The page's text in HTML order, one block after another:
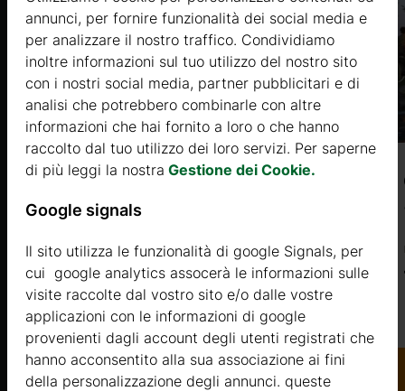
KALVIA 2 (44mm) 5,9×8,1m, 35㎡ + 12㎡
Prezzo da
14400 €
Di più
annunci, per fornire funzionalità dei social media e
per analizzare il nostro traffico. Condividiamo
inoltre informazioni sul tuo utilizzo del nostro sito
con i nostri social media, partner pubblicitari e di
analisi che potrebbero combinarle con altre
informazioni che hai fornito a loro o che hanno
raccolto dal tuo utilizzo dei loro servizi. Per saperne
di più leggi la nostra Gestione dei Cookie.
Google signals
Il sito utilizza le funzionalità di google Signals, per
cui google analytics assocerà le informazioni sulle
visite raccolte dal vostro sito e/o dalle vostre
applicazioni con le informazioni di google
provenienti dagli account degli utenti registrati che
hanno acconsentito alla sua associazione ai fini
della personalizzazione degli annunci. queste